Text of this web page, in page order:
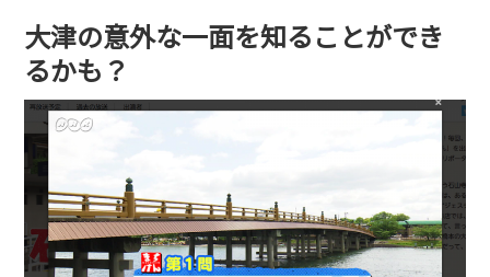
大津の意外な一面を知ることができ
るかも？